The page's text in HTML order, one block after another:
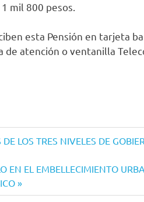
mil 800 pesos.
esta Pensión en tarjeta
de atención o ventanilla
LOS TRES NIVELES DE
EL EMBELLECIMIENTO